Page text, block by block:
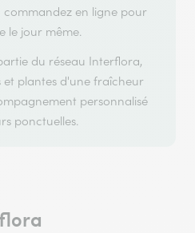
commandez en ligne pour
le jour même.
du réseau Interflora,
et plantes d'une fraîcheur
personnalisé
ponctuelles.